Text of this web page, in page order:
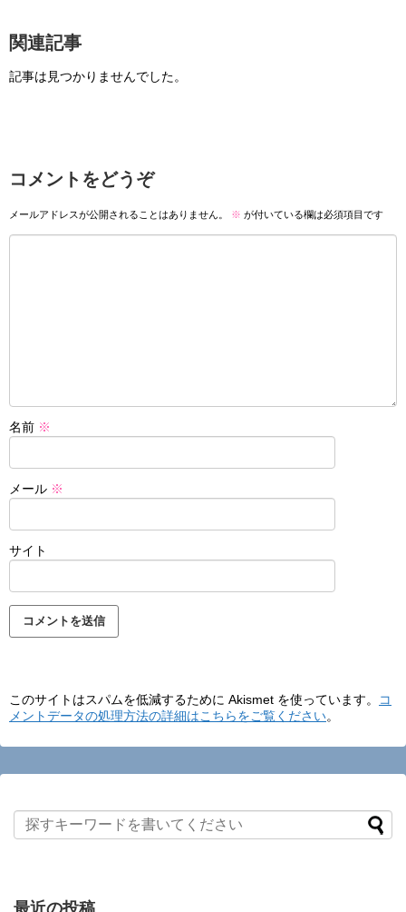
関連記事
記事は見つかりませんでした。
コメントをどうぞ
メールアドレスが公開されることはありません。 ※ が付いている欄は必須項目です
名前 ※
メール ※
サイト
このサイトはスパムを低減するために Akismet を使っています。
コ
メントデータの処理方法の詳細はこちらをご覧ください。
最近の投稿